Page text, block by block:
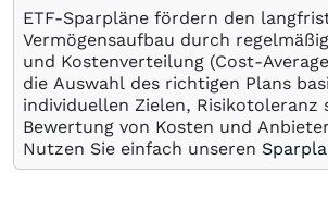
ETF-Sparpläne fördern den
Vermögensaufbau durch
und Kostenverteilung (Cost-
die Auswahl des richtigen Plans
individuellen Zielen, Risikotoleranz
Bewertung von Kosten und
Nutzen Sie einfach unseren